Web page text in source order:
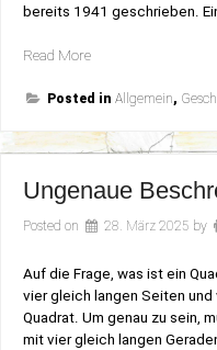
bereits 1941 geschrieben.
Read More„Virginia
„Looking
Trouble““
Posted in Allgemein,
Ungenaue
Posted on 28. März 2025 by
Auf die Frage, was ist ein
vier gleich langen Seiten und
Quadrat. Um genau zu sein,
mit vier gleich langen